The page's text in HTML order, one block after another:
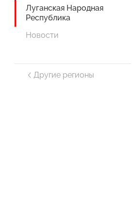
Луганская Народная
Республика
Новости
Другие регионы